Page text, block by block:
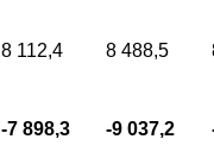
8 112,4 8 488,5
-7 898,3 -9 037,2